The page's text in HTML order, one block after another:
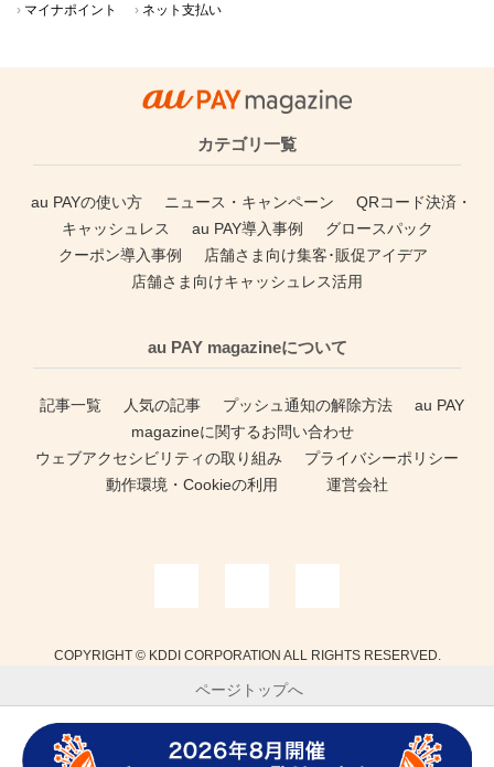
マイナポイント
ネット支払い
カテゴリ一覧
au PAYの使い方 ニュース・キャンペーン
QRコード決済・
キャッシュレス
au PAY導入事例
グロースパック
クーポン導入事例
店舗さま向け集客･販促アイデア
店舗さま向けキャッシュレス活用
au PAY magazineについて
記事一覧 人気の記事 プッシュ通知の解除方法
au PAY
magazineに関するお問い合わせ
ウェブアクセシビリティの取り組み
プライバシーポリシー
動作環境・Cookieの利用
運営会社
COPYRIGHT © KDDI CORPORATION ALL RIGHTS RESERVED.
ページトップへ